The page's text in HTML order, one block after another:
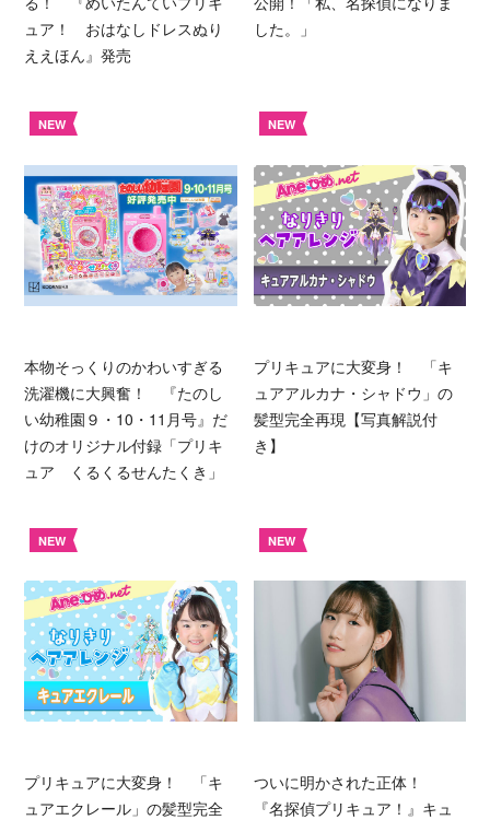
ュア！ おはなしドレスぬり
ええほん』発売
した。」
NEW
本物そっくりのかわいすぎる
洗濯機に大興奮！ 『たのし
い幼稚園９・10・11月号』だ
けのオリジナル付録「プリキ
ュア くるくるせんたくき」
NEW
プリキュアに大変身！ 「キ
ュアアルカナ・シャドウ」の
髪型完全再現【写真解説付
き】
NEW
プリキュアに大変身！ 「キ
ュアエクレール」の髪型完全
NEW
ついに明かされた正体！
『名探偵プリキュア！』キュ